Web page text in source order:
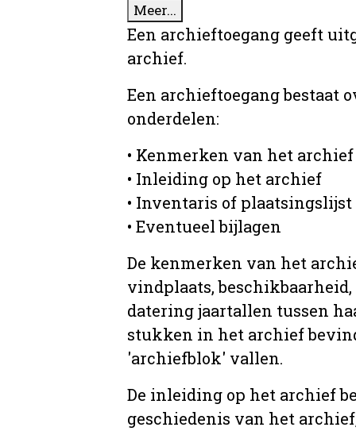
Meer...
Een archieftoegang geeft
archief.
Een archieftoegang bestaat
onderdelen:
• Kenmerken van het archief
• Inleiding op het archief
• Inventaris of plaatsingslijst
• Eventueel bijlagen
De kenmerken van het
vindplaats,
datering jaartallen tussen
stukken in het archief
'archiefblok' vallen.
De inleiding op het archief
geschiedenis van het